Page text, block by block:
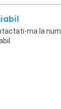
ma la